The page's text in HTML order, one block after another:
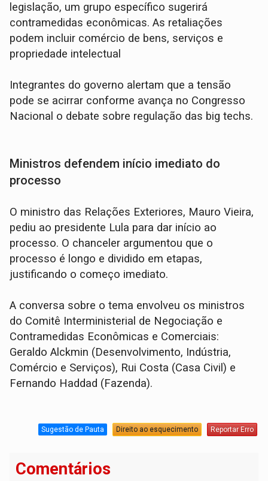
legislação, um grupo específico sugerirá
contramedidas econômicas. As retaliações
podem incluir comércio de bens, serviços e
propriedade intelectual
Integrantes do governo alertam que a tensão
pode se acirrar conforme avança no Congresso
Nacional o debate sobre regulação das big techs.
Ministros defendem início imediato do
processo
O ministro das Relações Exteriores, Mauro Vieira,
pediu ao presidente Lula para dar início ao
processo. O chanceler argumentou que o
processo é longo e dividido em etapas,
justificando o começo imediato.
A conversa sobre o tema envolveu os ministros
do Comitê Interministerial de Negociação e
Contramedidas Econômicas e Comerciais:
Geraldo Alckmin (Desenvolvimento, Indústria,
Comércio e Serviços), Rui Costa (Casa Civil) e
Fernando Haddad (Fazenda).
Sugestão de Pauta Direito ao esquecimento Reportar Erro
Comentários